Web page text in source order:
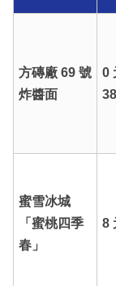
方磚廠 69 號
炸醬面
0
蜜雪冰城
「蜜桃四季
春」
8